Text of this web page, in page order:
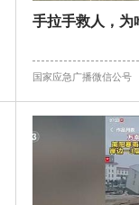
手拉手救人，为
国家应急广播微信公号